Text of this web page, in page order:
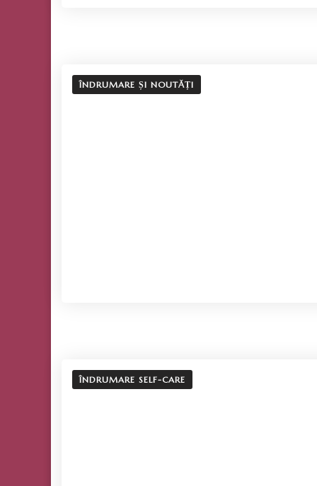
ÎNDRUMARE ȘI NOUTĂȚI
ÎNDRUMARE SELF-CARE